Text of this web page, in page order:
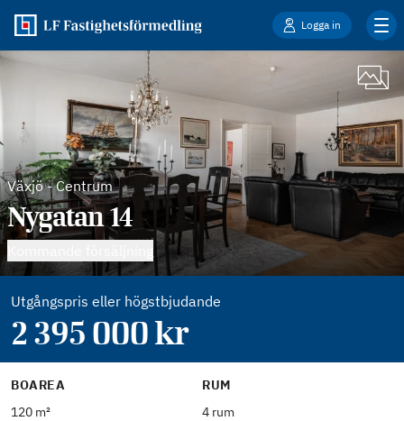
Logga in
Växjö-Centrum
Nygatan 14
Utgångspris eller högstbjudande
2 395 000kr
BOAREA
120 m²
RUM
4 rum